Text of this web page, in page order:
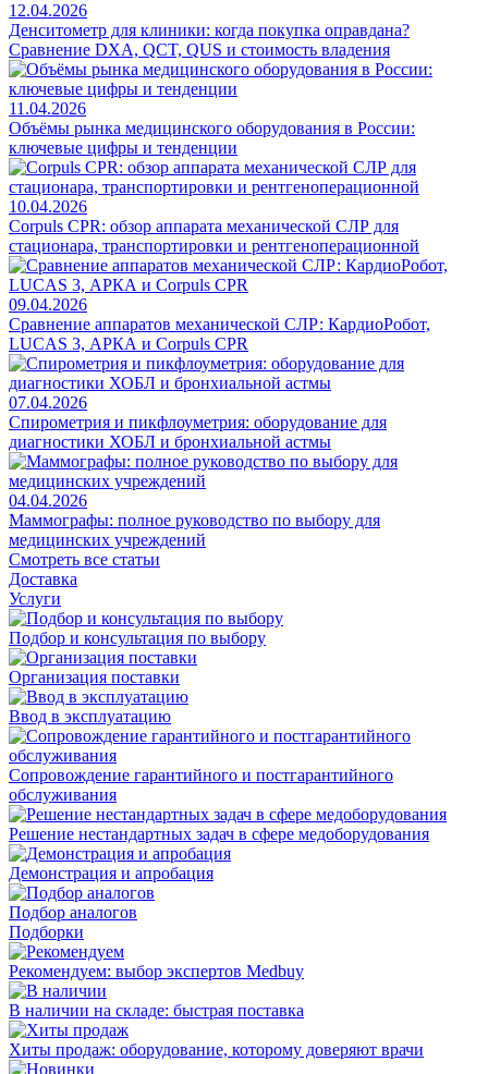
12.04.2026
Денситометр для клиники: когда покупка оправдана?
Сравнение DXA, QCT, QUS и стоимость владения
11.04.2026
Объёмы рынка медицинского оборудования в России:
ключевые цифры и тенденции
10.04.2026
Corpuls CPR: обзор аппарата механической СЛР для
стационара, транспортировки и рентгеноперационной
09.04.2026
Сравнение аппаратов механической СЛР: КардиоРобот,
LUCAS 3, АРКА и Corpuls CPR
07.04.2026
Спирометрия и пикфлоуметрия: оборудование для
диагностики ХОБЛ и бронхиальной астмы
04.04.2026
Маммографы: полное руководство по выбору для
медицинских учреждений
Смотреть все статьи
Доставка
Услуги
Подбор и консультация по выбору
Организация поставки
Ввод в эксплуатацию
Сопровождение гарантийного и постгарантийного
обслуживания
Решение нестандартных задач в сфере медоборудования
Демонстрация и апробация
Подбор аналогов
Подборки
Рекомендуем: выбор экспертов Medbuy
В наличии на складе: быстрая поставка
Хиты продаж: оборудование, которому доверяют врачи